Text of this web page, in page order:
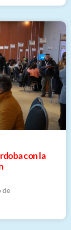
con la
de